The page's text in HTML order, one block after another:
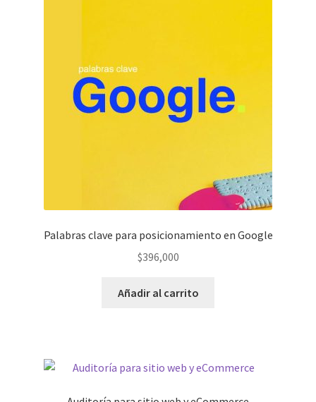
Palabras clave para posicionamiento en Google
$396,000
Añadir al carrito